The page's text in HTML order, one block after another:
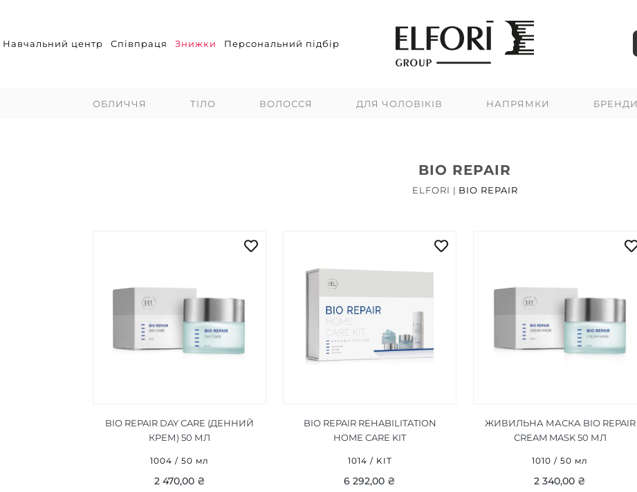
Навчальний центр Співпраця Знижки Персональний підбір
ОБЛИЧЧЯ ТІЛО ВОЛОССЯ ДЛЯ ЧОЛОВІКІВ НАПРЯМКИ БРЕНДИ
BIO REPAIR
ELFORI | BIO REPAIR
BIO REPAIR DAY CARE (ДЕННИЙ
КРЕМ) 50 МЛ
1004 / 50 мл
2 470,00 ₴
BIO REPAIR REHABILITATION
HOME CARE KIT
1014 / KIT
6 292,00 ₴
ЖИВИЛЬНА МАСКА BIO REPAIR
CREAM MASK 50 МЛ
1010 / 50 мл
2 340,00 ₴